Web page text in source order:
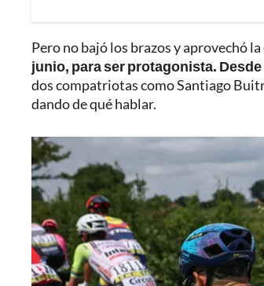
Pero no bajó los brazos y aprovechó la
junio, para ser protagonista.
dos compatriotas como Santiago
dando de qué hablar.